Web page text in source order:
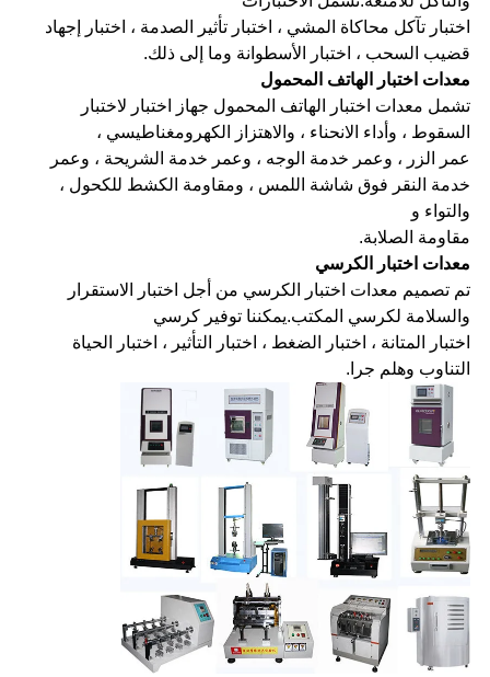
اختبار تآكل محاكاة المشي ، اختبار تأثير الصدمة ، اختبار إجهاد
قضيب السحب ، اختبار الأسطوانة وما إلى ذلك.
معدات اختبار الهاتف المحمول
تشمل معدات اختبار الهاتف المحمول جهاز اختبار لاختبار
السقوط ، وأداء الانحناء ، والاهتزاز الكهرومغناطيسي ،
عمر الزر ، وعمر خدمة الوجه ، وعمر خدمة الشريحة ، وعمر
خدمة النقر فوق شاشة اللمس ، ومقاومة الكشط للكحول ،
والتواء و
مقاومة الصلابة.
معدات اختبار الكرسي
تم تصميم معدات اختبار الكرسي من أجل اختبار الاستقرار
والسلامة لكرسي المكتب.يمكننا توفير كرسي
اختبار المتانة ، اختبار الضغط ، اختبار التأثير ، اختبار الحياة
التناوب وهلم جرا.